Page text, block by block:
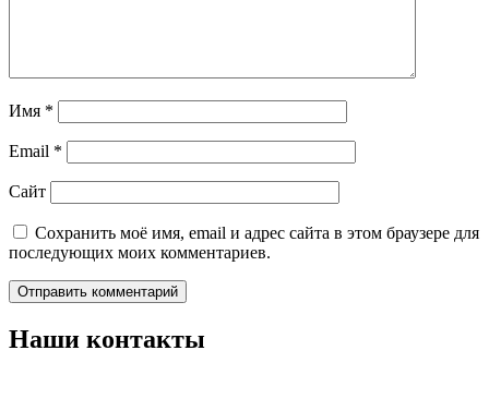
Имя *
Email *
Сайт
Сохранить моё имя, email и адрес сайта в этом браузере для
последующих моих комментариев.
Наши контакты